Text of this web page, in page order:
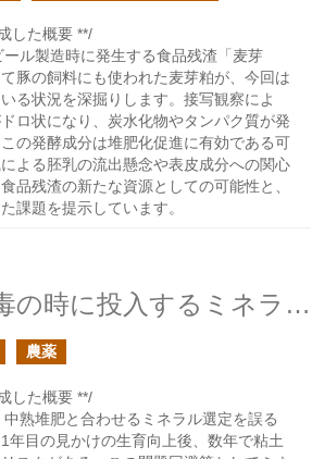
した概要 **/
ル製造時に発生する食品残渣「麦芽
豚の飼料にも使われた麦芽粕が、今回は
る状況を深掘りします。接写観察によ
ロ状になり、炭水化物やタンパク質が発
の発酵成分は堆肥化促進に有効である可
よる胚乳の流出懸念や表皮成分への関心
品残渣の新たな資源としての可能性と、
課題を提示しています。
太陽熱土壌消毒の時に投入するミネラルの選定は適切か？
農薬
した概要 **/
熟堆肥と合わせるミネラル選定を誤る
年目の見かけの生育向上後、数年で粘土